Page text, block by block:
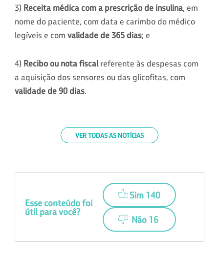
3) Receita médica com a prescrição de insulina, em
nome do paciente, com data e carimbo do médico
legíveis e com validade de 365 dias; e
4) Recibo ou nota fiscalreferente às despesas com
a aquisição dos sensores ou das glicofitas, com
validade de 90 dias.
VER TODAS AS NOTÍCIAS
Esse conteúdo foi
útil para você?
Sim 140
Não 16